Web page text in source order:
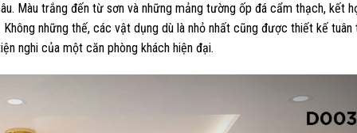
Màu trắng đến từ sơn và những mảng tường ốp đá cẩm thạch, kết
những thế, các vật dụng dù là nhỏ nhất cũng được thiết kế tuân
nghi của một căn phòng khách hiện đại.